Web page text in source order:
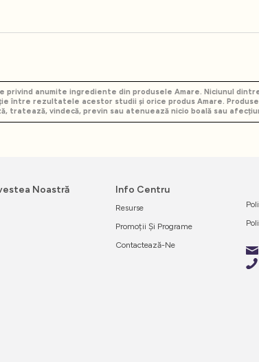
anumite ingrediente din produsele Amare. Niciunul
între rezultatele acestor studii și orice produs Amare.
tratează, vindecă, previn sau atenuează nicio boală sau
Noastră Info Centru
Resurse
Promoții Și Programe
Contactează-Ne